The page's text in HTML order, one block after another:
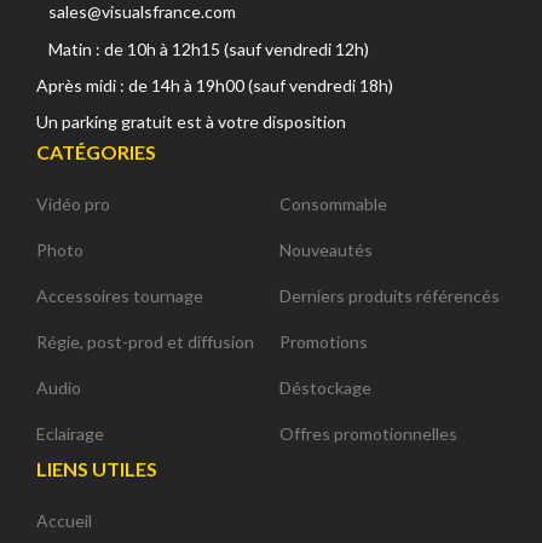
sales@visualsfrance.com
Matin : de 10h à 12h15 (sauf vendredi 12h)
Après midi : de 14h à 19h00 (sauf vendredi 18h)
Un parking gratuit est à votre disposition
CATÉGORIES
Vidéo pro
Photo
Accessoires tournage
Régie, post-prod et diffusion
Audio
Eclairage
Consommable
Nouveautés
Derniers produits référencés
Promotions
Déstockage
Offres promotionnelles
LIENS UTILES
Accueil